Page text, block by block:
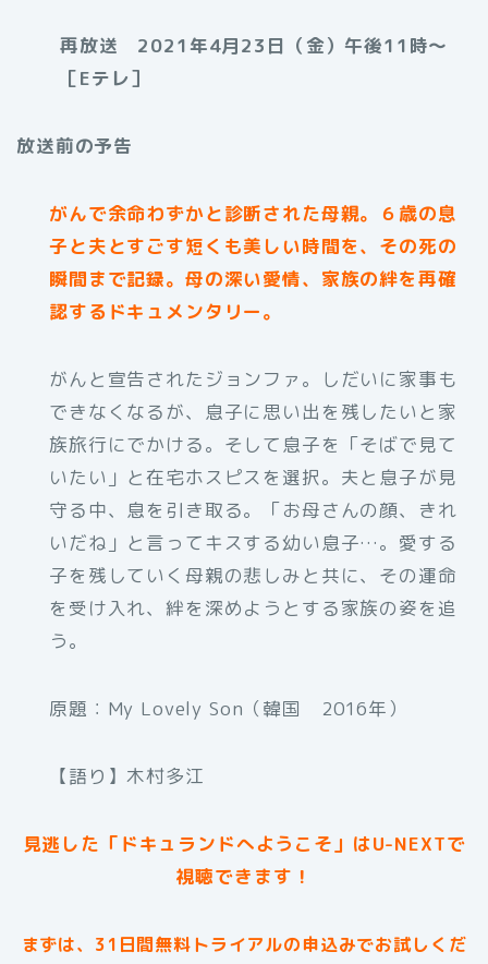
再放送 2021年4月23日（金）午後11時〜
［Eテレ］
放送前の予告
がんで余命わずかと診断された母親。６歳の息
子と夫とすごす短くも美しい時間を、その死の
瞬間まで記録。母の深い愛情、家族の絆を再確
認するドキュメンタリー。
がんと宣告されたジョンファ。しだいに家事も
できなくなるが、息子に思い出を残したいと家
族旅行にでかける。そして息子を「そばで見て
いたい」と在宅ホスピスを選択。夫と息子が見
守る中、息を引き取る。「お母さんの顔、きれ
いだね」と言ってキスする幼い息子…。愛する
子を残していく母親の悲しみと共に、その運命
を受け入れ、絆を深めようとする家族の姿を追
う。
原題：My Lovely Son（韓国 2016年）
【語り】木村多江
見逃した「ドキュランドへようこそ」はU-NEXTで
視聴できます！
まずは、31日間無料トライアルの申込みでお試しくだ